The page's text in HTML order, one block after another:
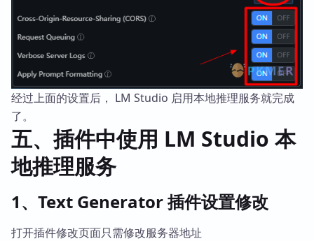
经过上面的设置后， LM Studio 启用本地推理服务就完成
了。
五、插件中使用 LM Studio 本
地推理服务
1、Text Generator 插件设置修改
打开插件修改页面只需修改服务器地址